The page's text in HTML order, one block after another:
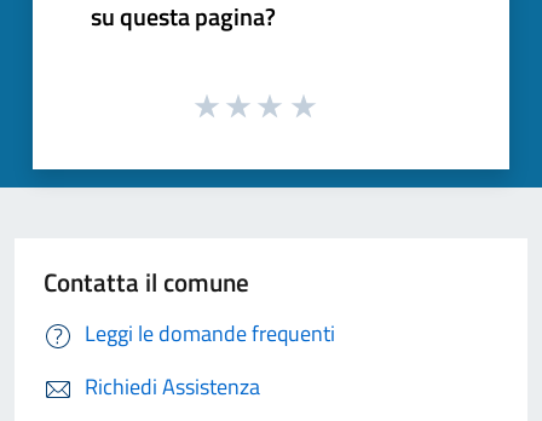
su questa pagina?
Contatta il comune
Leggi le domande frequenti
Richiedi Assistenza